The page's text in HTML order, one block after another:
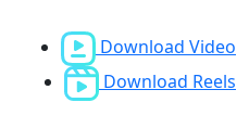
Download Video
Download Reels